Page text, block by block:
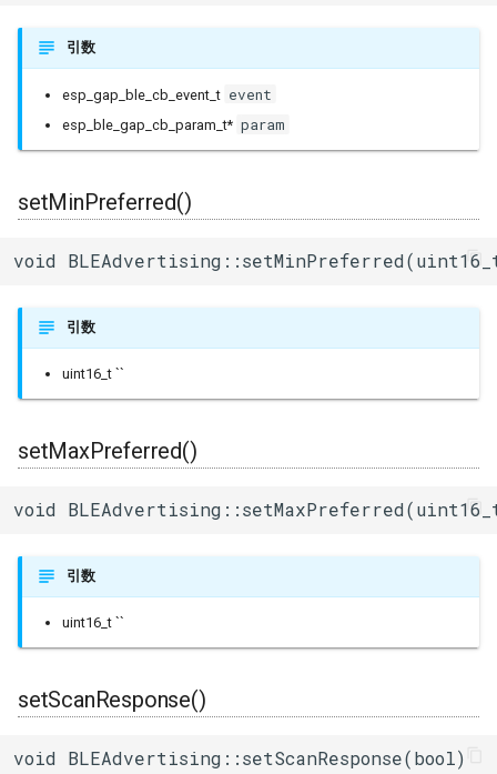
引数
esp_gap_ble_cb_event_t event
esp_ble_gap_cb_param_t* param
setMinPreferred()
void
引数
uint16_t ``
setMaxPreferred()
void
引数
uint16_t ``
setScanResponse()
void BLEAdvertising::setScanResponse(bool)